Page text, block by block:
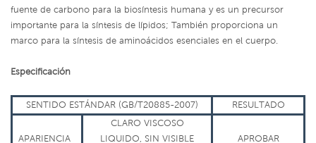
fuente de carbono para la biosíntesis humana y es un precursor
importante para la síntesis de lípidos; También proporciona un
marco para la síntesis de aminoácidos esenciales en el cuerpo.
Especificación
SENTIDO ESTÁNDAR (GB/T20885-2007) RESULTADO
APARIENCIA
CLARO VISCOSO
LIQUIDO, SIN VISIBLE
APROBAR